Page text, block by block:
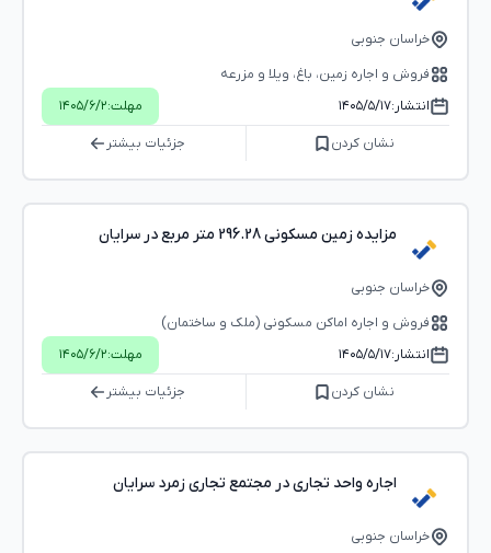
خراسان جنوبی
فروش و اجاره زمین، باغ، ویلا و مزرعه
انتشار:۱۴۰۵/۵/۱۷ مهلت:۱۴۰۵/۶/۲
نشان کردن جزئیات بیشتر
مزایده زمین مسکونی 296.28 متر مربع در سرایان
خراسان جنوبی
فروش و اجاره اماکن مسکونی (ملک و ساختمان)
انتشار:۱۴۰۵/۵/۱۷ مهلت:۱۴۰۵/۶/۲
نشان کردن جزئیات بیشتر
اجاره واحد تجاری در مجتمع تجاری زمرد سرایان
خراسان جنوبی